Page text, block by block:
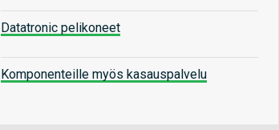
Datatronic pelikoneet
Komponenteille myös kasauspalvelu